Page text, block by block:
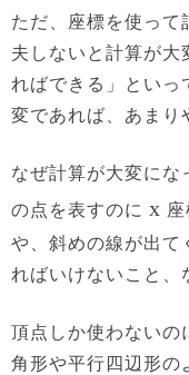
ただ、座標を使って
夫しないと計算が大
ればできる」といっ
変であれば、あまり
なぜ計算が大変にな
の点を表すのに x 座
や、斜めの線が出て
ればいけないこと、
頂点しか使わないの
角形や平行四辺形の